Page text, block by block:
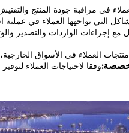
إجراءات الواردات والتصدير